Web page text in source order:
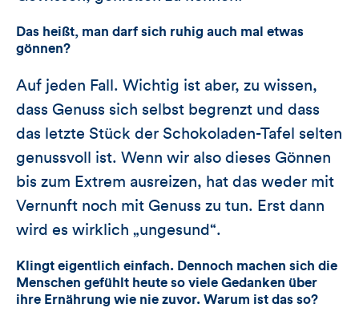
Das heißt, man darf sich ruhig auch mal etwas
gönnen?
Auf jeden Fall. Wichtig ist aber, zu wissen,
dass Genuss sich selbst begrenzt und dass
das letzte Stück der Schokoladen-Tafel selten
genussvoll ist. Wenn wir also dieses Gönnen
bis zum Extrem ausreizen, hat das weder mit
Vernunft noch mit Genuss zu tun. Erst dann
wird es wirklich „ungesund“.
Klingt eigentlich einfach. Dennoch machen sich die
Menschen gefühlt heute so viele Gedanken über
ihre Ernährung wie nie zuvor. Warum ist das so?